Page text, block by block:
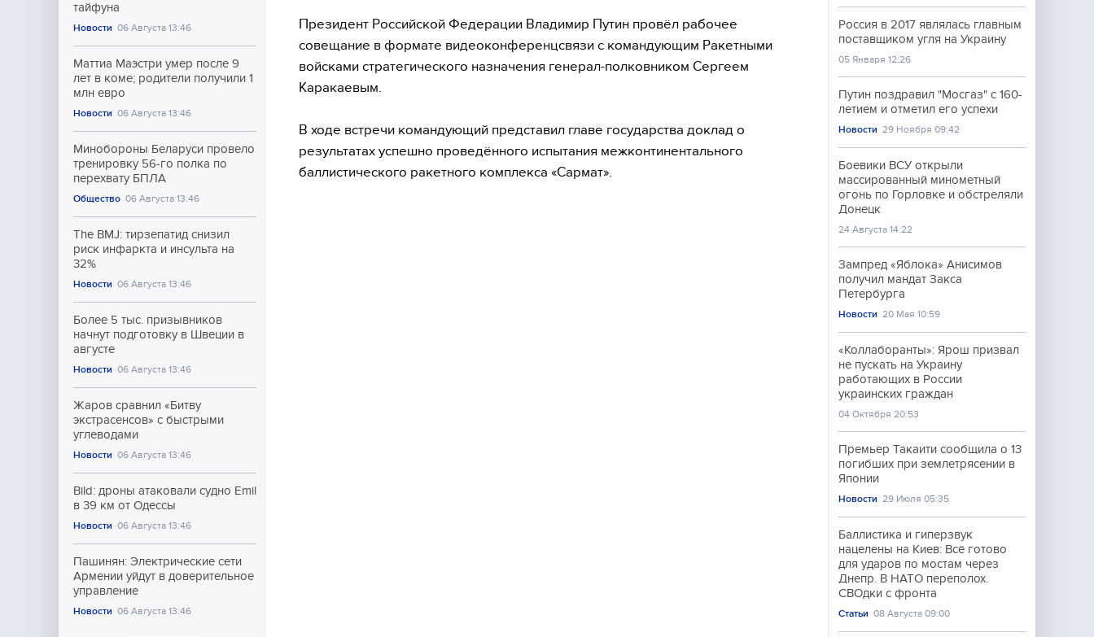
тайфуна
Новости 06 Августа 13:46
Маттиа Маэстри умер после 9
лет в коме; родители получили 1
млн евро
Новости 06 Августа 13:46
Минобороны Беларуси провело
тренировку 56-го полка по
перехвату БПЛА
Общество 06 Августа 13:46
The BMJ: тирзепатид снизил
риск инфаркта и инсульта на
32%
Новости 06 Августа 13:46
Более 5 тыс. призывников
начнут подготовку в Швеции в
августе
Новости 06 Августа 13:46
Жаров сравнил «Битву
экстрасенсов» с быстрыми
углеводами
Новости 06 Августа 13:46
Bild: дроны атаковали судно Emil
в 39 км от Одессы
Новости 06 Августа 13:46
Пашинян: Электрические сети
Армении уйдут в доверительное
управление
Новости 06 Августа 13:46
Президент Российской Федерации Владимир Путин провёл рабочее
совещание в формате видеоконференцсвязи с командующим Ракетными
войсками стратегического назначения генерал-полковником Сергеем
Каракаевым.
В ходе встречи командующий представил главе государства доклад о
результатах успешно проведённого испытания межконтинентального
баллистического ракетного комплекса «Сармат».
Россия в 2017 являлась главным
поставщиком угля на Украину
05 Января 12:26
Путин поздравил "Мосгаз" с 160-
летием и отметил его успехи
Новости 29 Ноября 09:42
Боевики ВСУ открыли
массированный минометный
огонь по Горловке и обстреляли
Донецк
24 Августа 14:22
Зампред «Яблока» Анисимов
получил мандат Закса
Петербурга
Новости 20 Мая 10:59
«Коллаборанты»: Ярош призвал
не пускать на Украину
работающих в России
украинских граждан
04 Октября 20:53
Премьер Такаити сообщила о 13
погибших при землетрясении в
Японии
Новости 29 Июля 05:35
Баллистика и гиперзвук
нацелены на Киев: Всё готово
для ударов по мостам через
Днепр. В НАТО переполох.
СВОдки с фронта
Статьи 08 Августа 09:00